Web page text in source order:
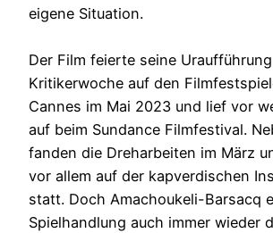
eigene Situation.
Der Film feierte seine
Kritikerwoche auf den
Cannes im Mai 2023 und lief vor
auf beim Sundance Filmfestival.
fanden die Dreharbeiten im März
vor allem auf der kapverdischen
statt. Doch Amachoukeli-Barsacq
Spielhandlung auch immer wieder